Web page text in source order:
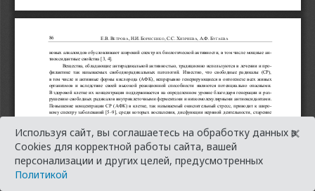
Используя сайт, вы соглашаетесь на обработку данных в
Cookies для корректной работы сайта, вашей
персонализации и других целей, предусмотренных
Политикой
×